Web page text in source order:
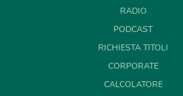
RADIO
PODCAST
RICHIESTA TITOLI
CORPORATE
CALCOLATORE